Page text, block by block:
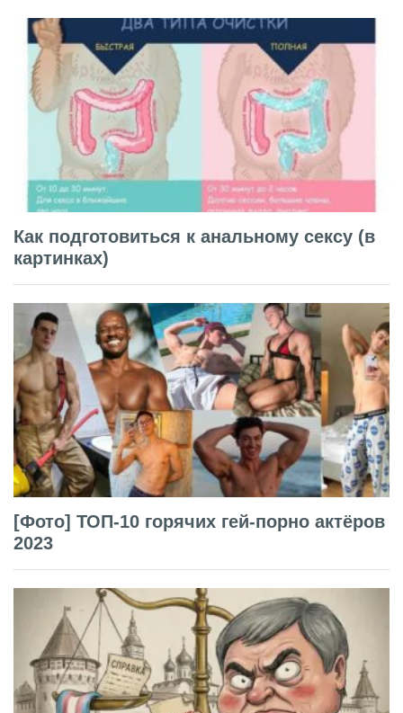
Как подготовиться к анальному сексу (в
картинках)
[Фото] ТОП-10 горячих гей-порно актёров
2023